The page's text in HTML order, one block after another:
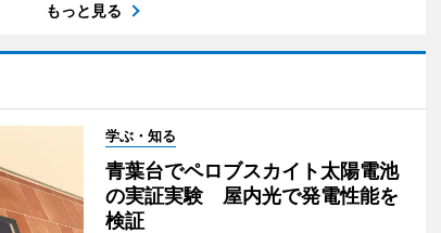
もっと見る
学ぶ・知る
青葉台でペロブスカイト太陽電池
の実証実験 屋内光で発電性能を
検証